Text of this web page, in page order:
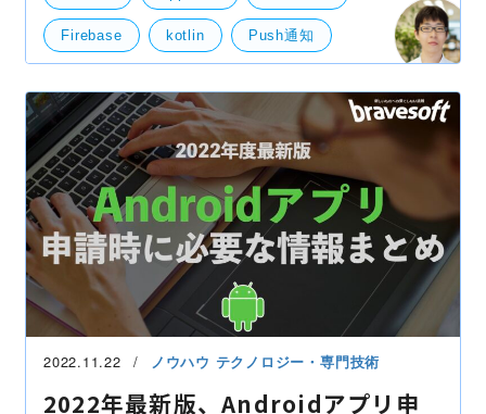
う人も
Firebase kotlin Push通知
2022.11.22 ノウハウ テクノロジー・専門技術
2022年最新版、Androidアプリ申